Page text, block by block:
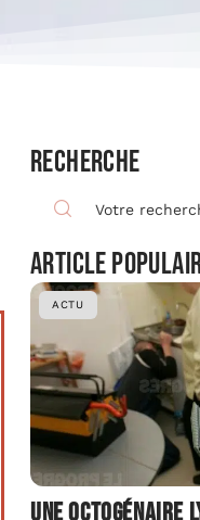
Recherche
Article
ACTU
Une octogénaire